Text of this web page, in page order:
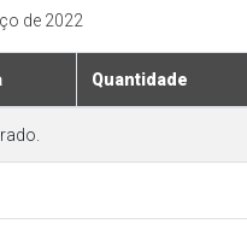
de 2022
Quantidade